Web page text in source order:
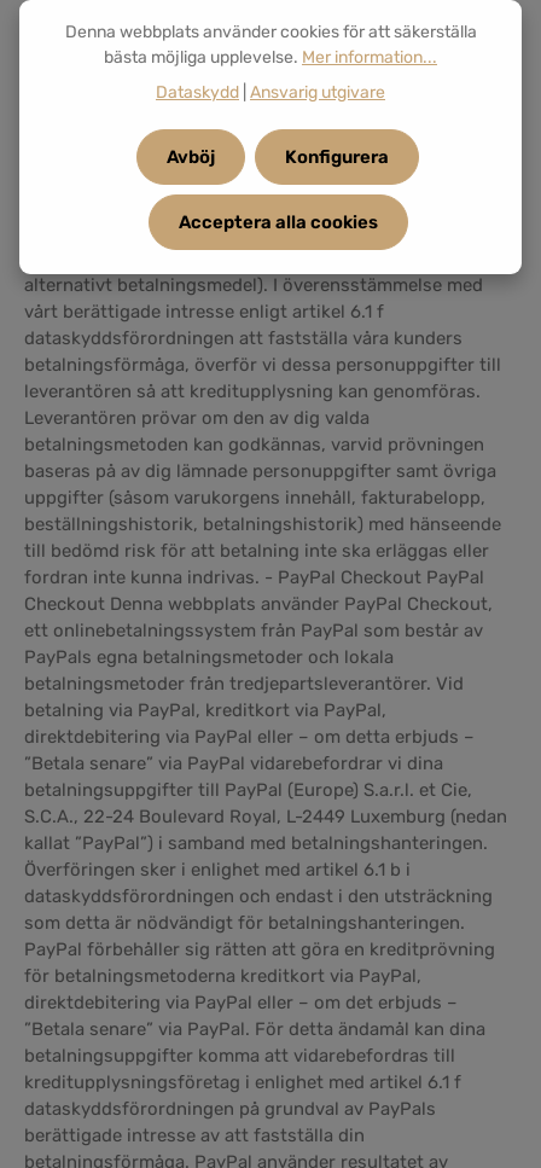
Denna webbplats använder cookies för att säkerställa
bästa möjliga upplevelse. Mer information...
Dataskydd Ansvarig utgivare
Avböj Konfigurera
Acceptera alla cookies